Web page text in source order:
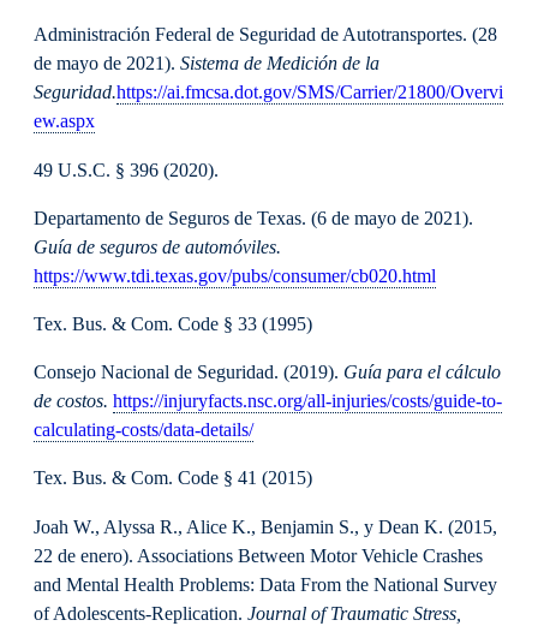
Administración Federal de Seguridad de Autotransportes. (28
de mayo de 2021). Sistema de Medición de la
Seguridad.https://ai.fmcsa.dot.gov/SMS/Carrier/21800/Overvi
ew.aspx
49 U.S.C. § 396 (2020).
Departamento de Seguros de Texas. (6 de mayo de 2021).
Guía de seguros de automóviles.
https://www.tdi.texas.gov/pubs/consumer/cb020.html
Tex. Bus. & Com. Code § 33 (1995)
Consejo Nacional de Seguridad. (2019). Guía para el cálculo
de costos. https://injuryfacts.nsc.org/all-injuries/costs/guide-to-
calculating-costs/data-details/
Tex. Bus. & Com. Code § 41 (2015)
Joah W., Alyssa R., Alice K., Benjamin S., y Dean K. (2015,
22 de enero). Associations Between Motor Vehicle Crashes
and Mental Health Problems: Data From the National Survey
of Adolescents-Replication. Journal of Traumatic Stress,